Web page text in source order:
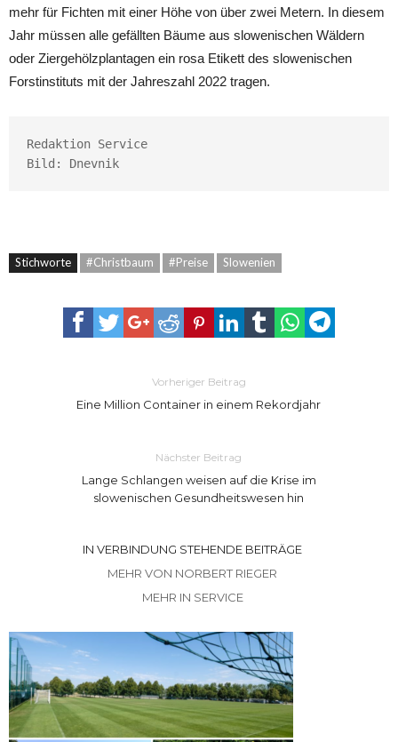
mehr für Fichten mit einer Höhe von über zwei Metern. In diesem
Jahr müssen alle gefällten Bäume aus slowenischen Wäldern
oder Ziergehölzplantagen ein rosa Etikett des slowenischen
Forstinstituts mit der Jahreszahl 2022 tragen.
Redaktion Service
Bild: Dnevnik
Stichworte #Christbaum #Preise Slowenien
Vorheriger Beitrag
Eine Million Container in einem Rekordjahr
Nächster Beitrag
Lange Schlangen weisen auf die Krise im
slowenischen Gesundheitswesen hin
IN VERBINDUNG STEHENDE BEITRÄGE
MEHR VON NORBERT RIEGER
MEHR IN SERVICE